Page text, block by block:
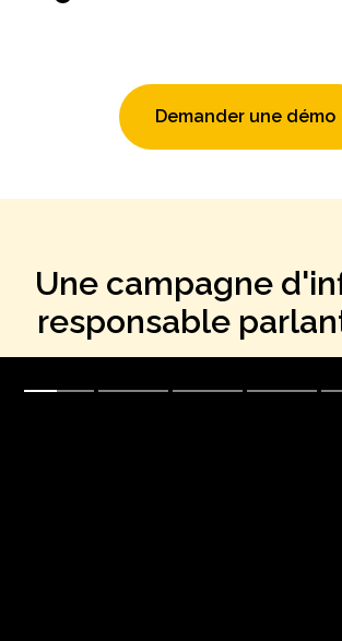
Demander une démo
Une campagne
responsable